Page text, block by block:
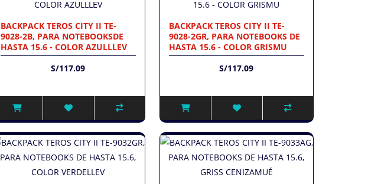
BACKPACK TEROS CITY II TE-
9028-2B, PARA NOTEBOOKSDE
HASTA 15.6 - COLOR AZULLLEV
S/117.09
BACKPACK TEROS CITY II TE-
9028-2GR, PARA NOTEBOOKS DE
HASTA 15.6 - COLOR GRISMU
S/117.09